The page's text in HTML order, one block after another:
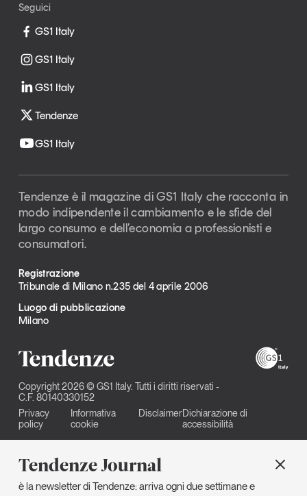
Tendenze Journal
è la newsletter di Tendenze: arriva ogni due settimane e
Seguici
GS1 Italy
GS1 Italy
GS1 Italy
Tendenze
GS1 Italy
Tendenze è il magazine di GS1 Italy che racconta in
modo indipendente il cambiamento e le sfide del
largo consumo e dell’economia a professionisti e
consumatori.
Registrazione
Tribunale di Milano n.235 del 4 aprile 2006
Luogo di pubblicazione
Milano
Copyright 2026 © GS1 Italy. Tutti i diritti riservati -
C.F. 80140330152
Privacy
policy
Informativa
cookie
DisclaimerDichiarazione di
accessibilità